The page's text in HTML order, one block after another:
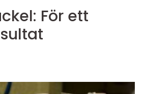
För ett